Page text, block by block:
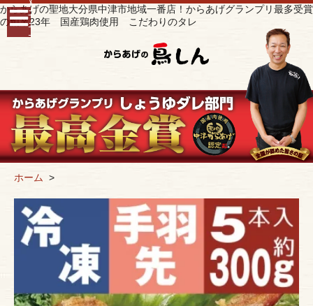
からあげの聖地大分県中津市地域一番店！からあげグランプリ最多受賞
の創業23年 国産鶏肉使用 こだわりのタレ
ﾆ
ｭ
ｰ
ホーム >